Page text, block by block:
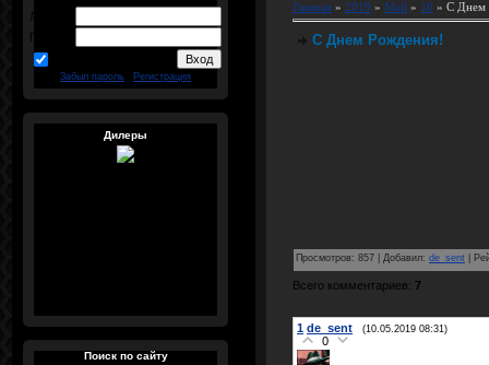
Логин:
Пароль:
Забыл пароль Регистрация
Дилеры
Поиск по сайту
Главная » 2019 » Май » 10 » С Днем
С Днем Рождения!
Просмотров: 857 Добавил: de_sent
Всего комментариев: 7
1 de_sent (10.05.2019 08:31)
0